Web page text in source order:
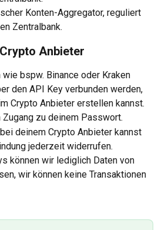
Konten-Aggregator, reguliert
Zentralbank.
Anbieter
bspw. Binance oder Kraken
den API Key verbunden werden,
Crypto Anbieter erstellen kannst.
Zugang zu deinem Passwort.
deinem Crypto Anbieter kannst
jederzeit widerrufen.
können wir lediglich Daten von
wir können keine Transaktionen